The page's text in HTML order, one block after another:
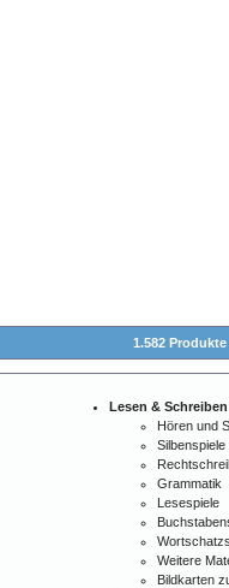
1.582
Lesen & Schreiben
Hören und
Silbenspiele
Grammatik
Lesespiele
Weitere
Bildkarten